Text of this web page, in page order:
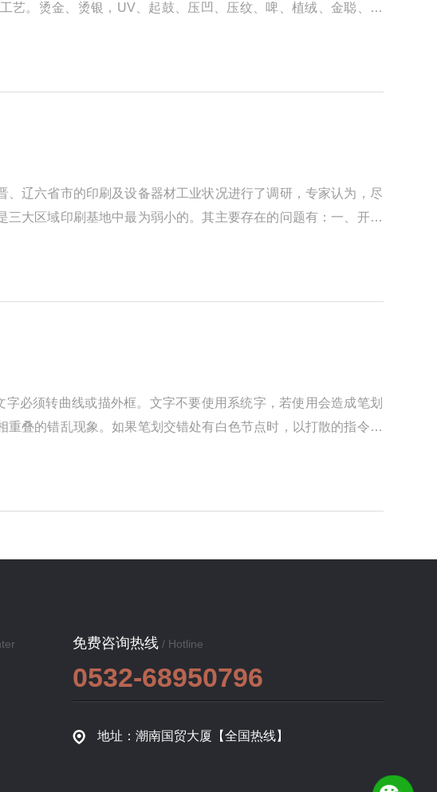
艺。烫金、烫银，UV、起鼓、压凹、压纹、啤、植绒、金聪、热
辽六省市的印刷及设备器材工业状况进行了调研，专家认为，尽
大区域印刷基地中最为弱小的。其主要存在的问题有：一、开放
必须转曲线或描外框。文字不要使用系统字，若使用会造成笔划
叠的错乱现象。如果笔划交错处有白色节点时，以打散的指令处
免费咨询热线 / Hotline
0532-68950796
地址：潮南国贸大厦【全国热线】